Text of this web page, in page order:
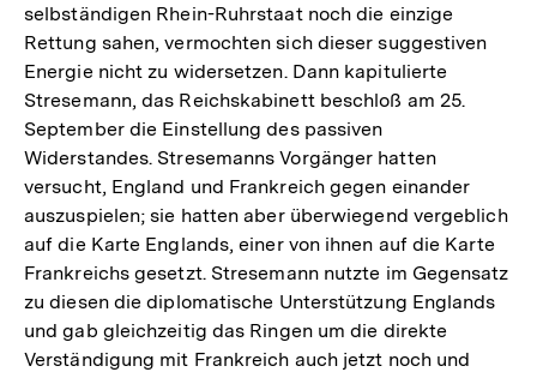
selbständigen Rhein-Ruhrstaat noch die einzige
Rettung sahen, vermochten sich dieser suggestiven
Energie nicht zu widersetzen. Dann kapitulierte
Stresemann, das Reichskabinett beschloß am 25.
September die Einstellung des passiven
Widerstandes. Stresemanns Vorgänger hatten
versucht, England und Frankreich gegen einander
auszuspielen; sie hatten aber überwiegend vergeblich
auf die Karte Englands, einer von ihnen auf die Karte
Frankreichs gesetzt. Stresemann nutzte im Gegensatz
zu diesen die diplomatische Unterstützung Englands
und gab gleichzeitig das Ringen um die direkte
Verständigung mit Frankreich auch jetzt noch und